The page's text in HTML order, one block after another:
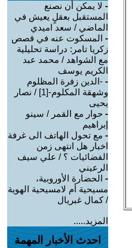
- لا يمكن أن نصنع
المستقبل بعقلٍ يعيش في
الماضي / سعد اميدي
- المسكوت عنه في قصص
زكريا تامر: دراسة تحليلية
مع الشواهد / محمد عبد
الكريم يوسف
- -الدين زفرة المظلوم
وشهقة المكلوم-[1] / نصار
يحيى
- حوار مع القمر / سينو
إبراهيم
- مع تحول الهاتف الى غرفة
اخبار هل انتهى زمن
الفضائيات ؟ / علي سيف
الرعيني
- الحضارة الأوروبية،
مسيحية أم لامسيحية الهوية
/ كمال غبريال
المزيد.....
احدث الأخبار المهمة